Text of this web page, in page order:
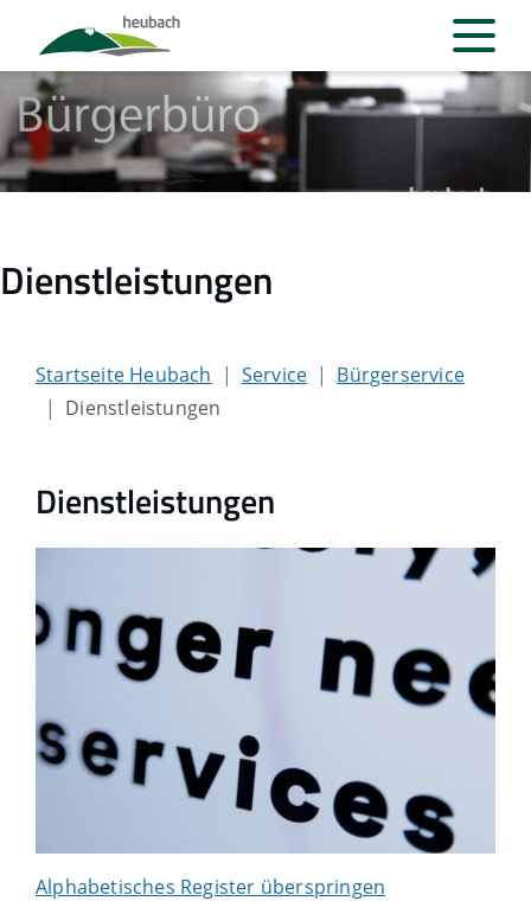
Dienstleistungen
Startseite Heubach Service
Bürgerservice
Dienstleistungen
Dienstleistungen
Alphabetisches Register überspringen